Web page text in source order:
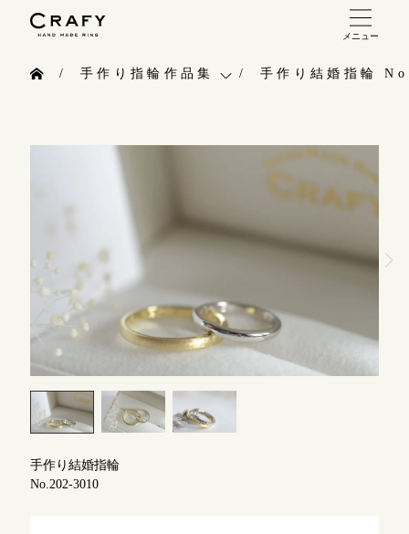
メニュー
オーダーメイド 結婚指輪・婚約指輪
指輪作品集
インタビュー
よくあるご質問
アフターケア・保証
手作り指輪作品集
指輪のハンドメイド・手作り
CRAFYについて
結婚指輪手作り工房のご案内
手作り結婚指輪
手作り結婚指輪
No.202-3010
10:00～18:00 /年中無休
目黒本店 来店ご予約
表参道店 来店ご予約
吉祥寺店